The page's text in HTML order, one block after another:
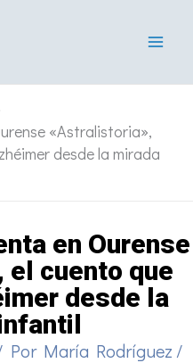
«Astralistoria»,
desde la mirada
en Ourense
cuento que
desde la
Por María Rodríguez /